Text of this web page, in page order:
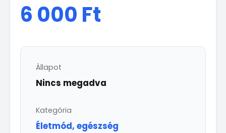
6 000 Ft
Állapot
Nincs megadva
Kategória
Életmód, egészség